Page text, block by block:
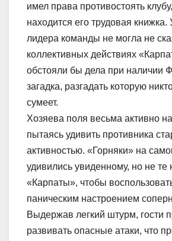
имел права противостоять
находится его трудовая книжка.
лидера команды не могла не
коллективных действиях
обстояли бы дела при наличии
загадка, разгадать которую
сумеет.
Хозяева поля весьма активно
пытаясь удивить противника
активностью. «Горняки» на
удивились увиденному, но не те
«Карпаты», чтобы
паническим настроением
Выдержав легкий штурм, гости
развивать опасные атаки, что